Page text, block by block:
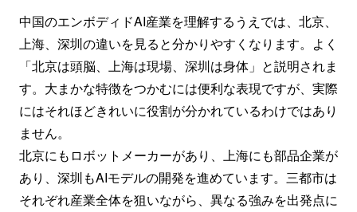
中国のエンボディドAI産業を理解するうえでは、北京、
上海、深圳の違いを見ると分かりやすくなります。よく
「北京は頭脳、上海は現場、深圳は身体」と説明されま
す。大まかな特徴をつかむには便利な表現ですが、実際
にはそれほどきれいに役割が分かれているわけではあり
ません。
北京にもロボットメーカーがあり、上海にも部品企業が
あり、深圳もAIモデルの開発を進めています。三都市は
それぞれ産業全体を狙いながら、異なる強みを出発点に